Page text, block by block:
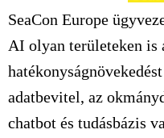
SeaCon Europe
AI olyan területeken is
adatbevitel, az
chatbot és tudásbázis